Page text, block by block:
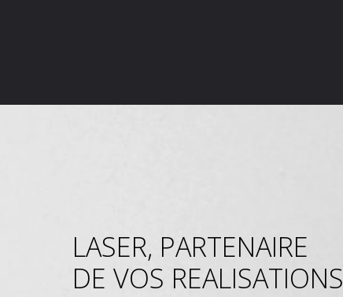
LASER, PARTENAIRE
DE VOS REALISATIONS